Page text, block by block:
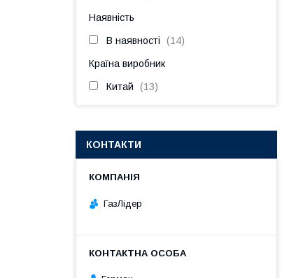
Наявність
В наявності 14
Країна виробник
Китай 13
КОНТАКТИ
ГазЛiдер